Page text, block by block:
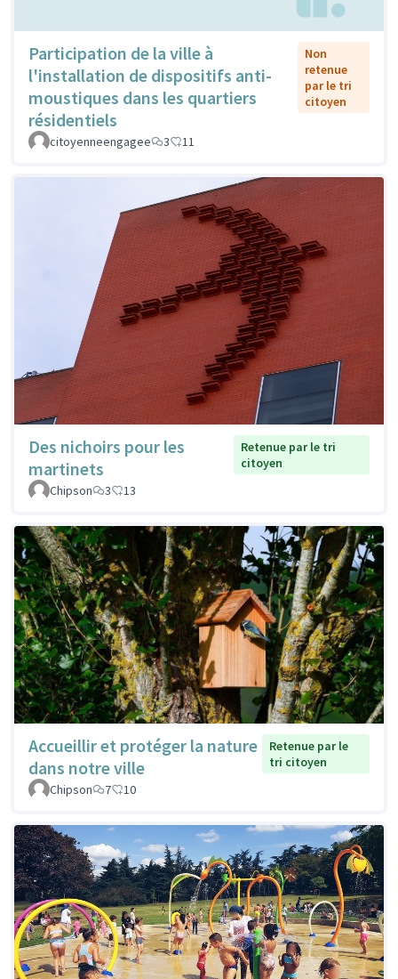
Participation de la ville à
l'installation de dispositifs anti-
moustiques dans les quartiers
résidentiels
Non
retenue
par le tri
citoyen
citoyenneengagee 3 11
Des nichoirs pour les
martinets
Retenue par le tri
citoyen
Chipson
3 13
Accueillir et protéger la nature
dans notre ville
Retenue par le
tri citoyen
Chipson
7 10